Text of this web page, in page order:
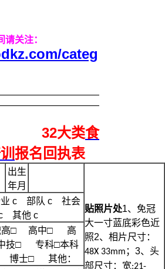
关注：
categ
类食
报名回执表
出生
年月
贴照片处1、免冠
大一寸蓝底彩色近
照2、相片尺寸：
48X 33mm ； 3、头
部尺寸： 宽:21-
c 部队 c 社会
其他 c
□ 高中□ 高
技□ 专科□本科
士□ 其他：